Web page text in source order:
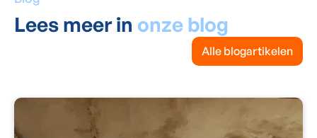
Lees meer in onze blog
Alle blogartikelen